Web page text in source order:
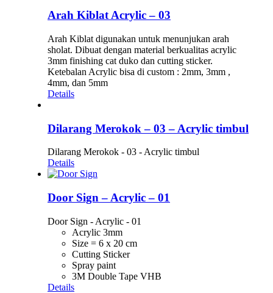
Arah Kiblat Acrylic – 03
Arah Kiblat digunakan untuk menunjukan arah
sholat. Dibuat dengan material berkualitas acrylic
3mm finishing cat duko dan cutting sticker.
Ketebalan Acrylic bisa di custom : 2mm, 3mm ,
4mm, dan 5mm
Details
Dilarang Merokok – 03 – Acrylic timbul
Dilarang Merokok - 03 - Acrylic timbul
Details
Door Sign – Acrylic – 01
Door Sign - Acrylic - 01
Acrylic 3mm
Size = 6 x 20 cm
Cutting Sticker
Spray paint
3M Double Tape VHB
Details